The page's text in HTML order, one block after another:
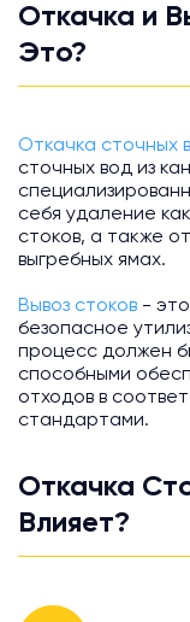
Откачка и
Это?
Откачка сточных
сточных вод из
себя удаление
стоков, а также
выгребных ямах.
Вывоз стоков -
безопасное
процесс должен
способными
отходов в
стандартами.
Откачка
Влияет?